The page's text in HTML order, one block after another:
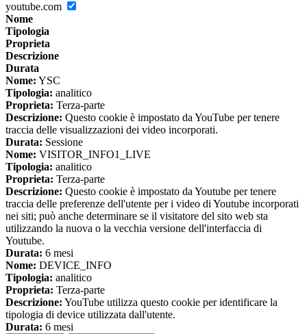
youtube.com
Nome
Tipologia
Proprieta
Descrizione
Durata
Nome: YSC
Tipologia: analitico
Proprieta: Terza-parte
Descrizione: Questo cookie è impostato da YouTube per tenere
traccia delle visualizzazioni dei video incorporati.
Durata: Sessione
Nome: VISITOR_INFO1_LIVE
Tipologia: analitico
Proprieta: Terza-parte
Descrizione: Questo cookie è impostato da Youtube per tenere
traccia delle preferenze dell'utente per i video di Youtube incorporati
nei siti; può anche determinare se il visitatore del sito web sta
utilizzando la nuova o la vecchia versione dell'interfaccia di
Youtube.
Durata: 6 mesi
Nome: DEVICE_INFO
Tipologia: analitico
Proprieta: Terza-parte
Descrizione: YouTube utilizza questo cookie per identificare la
tipologia di device utilizzata dall'utente.
Durata: 6 mesi